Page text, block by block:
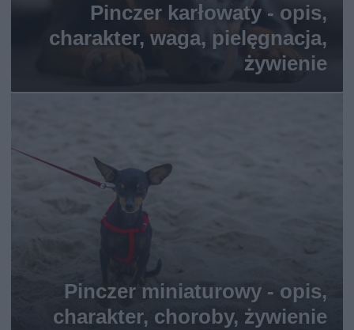
Pinczer karłowaty - opis,
charakter, waga, pielęgnacja,
żywienie
Pinczer miniaturowy - opis,
charakter, choroby, żywienie